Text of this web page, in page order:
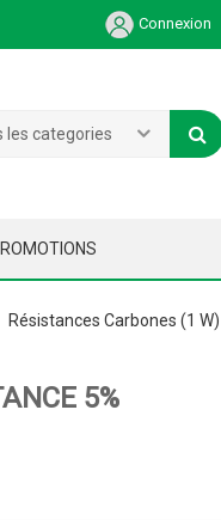
Connexion
les categories
Résistances Carbones (1 W)
5%